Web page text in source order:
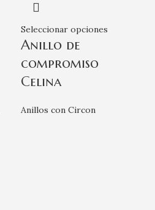
Seleccionar opciones
Anillo de
compromiso
Celina
Anillos con Circon